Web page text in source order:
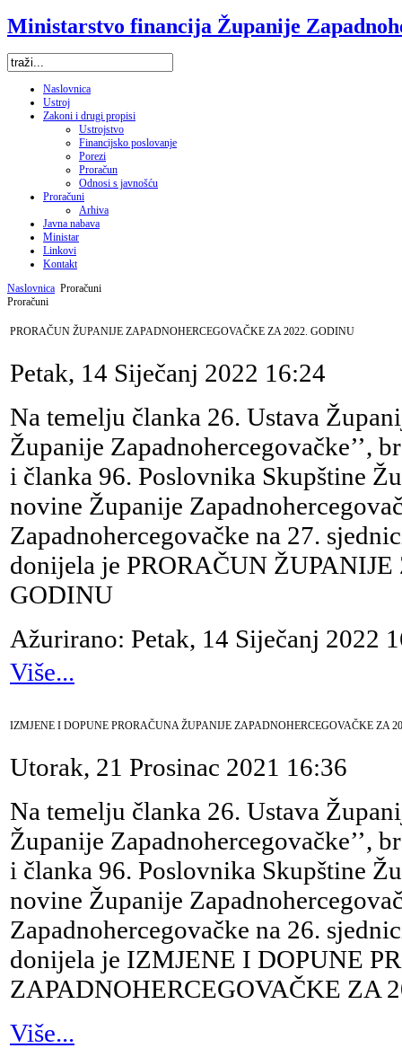
Ministarstvo financija Županije
Naslovnica
Ustroj
Zakoni i drugi propisi
Ustrojstvo
Financijsko poslovanje
Porezi
Proračun
Odnosi s javnošću
Proračuni
Arhiva
Javna nabava
Ministar
Linkovi
Kontakt
Naslovnica Proračuni
Proračuni
PRORAČUN ŽUPANIJE ZAPADNOHERCEGOVAČKE ZA 2022. GODINU
Petak, 14 Siječanj 2022 16:24
Na temelju članka 26. Ustava
Županije Zapadnohercegovačke’’,
i članka 96. Poslovnika Skupštine
novine Županije
Zapadnohercegovačke na 27.
donijela je PRORAČUN
GODINU
Ažurirano: Petak, 14 Siječanj 2022
Više...
IZMJENE I DOPUNE PRORAČUNA ŽUPANIJE ZAPADNOHERCEGOVAČKE ZA
Utorak, 21 Prosinac 2021 16:36
Na temelju članka 26. Ustava
Županije Zapadnohercegovačke’’,
i članka 96. Poslovnika Skupštine
novine Županije
Zapadnohercegovačke na 26.
donijela je IZMJENE I DOPUNE
ZAPADNOHERCEGOVAČKE ZA
Više...